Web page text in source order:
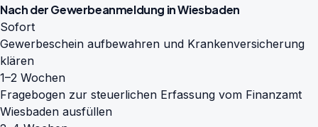
Nach der Gewerbeanmeldung in Wiesbaden
Sofort
Gewerbeschein aufbewahren und Krankenversicherung
klären
1–2 Wochen
Fragebogen zur steuerlichen Erfassung vom Finanzamt
Wiesbaden ausfüllen